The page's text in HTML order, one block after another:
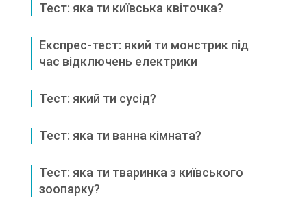
Тест: яка ти київська квіточка?
Експрес-тест: який ти монстрик під
час відключень електрики
Тест: який ти сусід?
Тест: яка ти ванна кімната?
Тест: яка ти тваринка з київського
зоопарку?